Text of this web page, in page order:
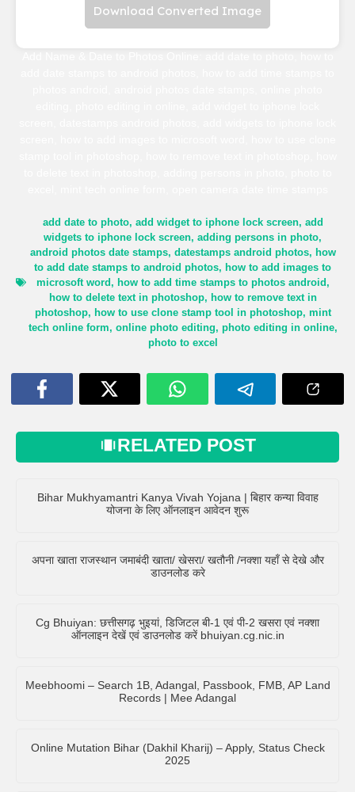
Download Converted Image
add date to photo, add widget to iphone lock screen, add
widgets to iphone lock screen, adding persons in photo,
android photos date stamps, datestamps android photos, how
to add date stamps to android photos, how to add images to
microsoft word , how to add time stamps to photos android ,
how to delete text in photoshop, how to remove text in
photoshop, how to use clone stamp tool in photoshop, mint
tech online form, online photo editing, photo editing in online,
photo to excel
RELATED POST
Bihar Mukhyamantri Kanya Vivah Yojana | बिहार कन्या विवाह
योजना के लिए ऑनलाइन आवेदन शुरू
अपना खाता राजस्थान जमाबंदी खाता/ खेसरा/ खतौनी /नक्शा यहाँ से देखे और
डाउनलोड करे
Cg Bhuiyan: छत्तीसगढ़ भुइयां, डिजिटल बी-1 एवं पी-2 खसरा एवं नक्शा
ऑनलाइन देखें एवं डाउनलोड करें bhuiyan.cg.nic.in
Meebhoomi – Search 1B, Adangal, Passbook, FMB, AP Land
Records | Mee Adangal
Online Mutation Bihar (Dakhil Kharij) – Apply, Status Check
2025